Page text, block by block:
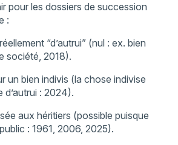
pour les dossiers de succession
:
“d’autrui” (nul : ex. bien
société, 2018).
un bien indivis (la chose indivise
d’autrui : 2024).
aux héritiers (possible puisque
: 1961, 2006, 2025).